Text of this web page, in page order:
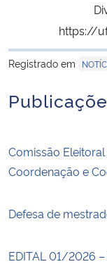
https://
Registrado em
Comissão
Coordenação e
Defesa de
EDITAL 01/2026 –